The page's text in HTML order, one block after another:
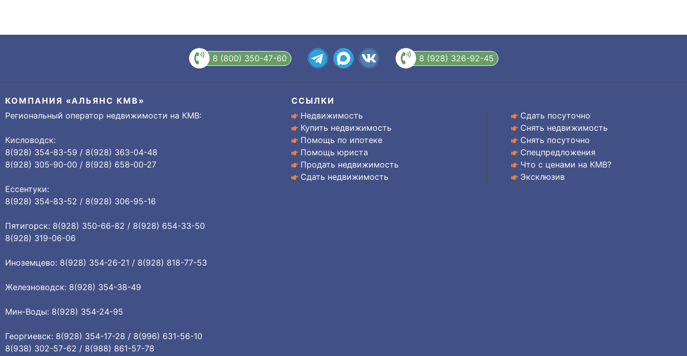
8 (800) 350-47-60 8 (928) 326-92-45
КОМПАНИЯ «АЛЬЯНС КМВ»
Региональный оператор недвижимости на КМВ:
Кисловодск:
8(928) 354-83-59 / 8(928) 363-04-48
8(928) 305-90-00 / 8(928) 658-00-27
Ессентуки:
8(928) 354-83-52 / 8(928) 306-95-16
Пятигорск: 8(928) 350-66-82 / 8(928) 654-33-50
8(928) 319-06-06
Иноземцево: 8(928) 354-26-21 / 8(928) 818-77-53
Железноводск: 8(928) 354-38-49
Мин-Воды: 8(928) 354-24-95
Георгиевск: 8(928) 354-17-28 / 8(996) 631-56-10
8(938) 302-57-62 / 8(988) 861-57-78
ССЫЛКИ
Недвижимость
Купить недвижимость
Помощь по ипотеке
Помощь юриста
Продать недвижимость
Сдать недвижимость
Сдать посуточно
Снять недвижимость
Снять посуточно
Спецпредложения
Что с ценами на КМВ?
Эксклюзив